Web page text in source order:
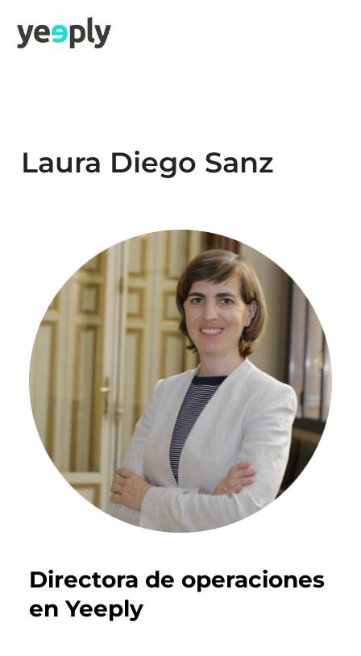
Laura Diego Sanz
Directora de operaciones
en Yeeply